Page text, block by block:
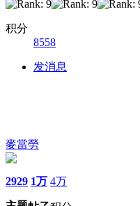
积分
8558
发消息
麥當勞
2929 1万 4万